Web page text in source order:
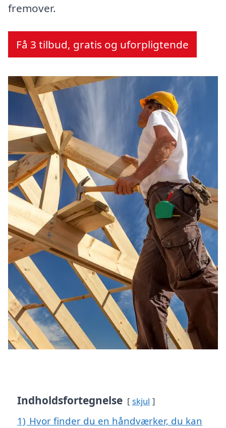
fremover.
Få 3 tilbud, gratis og uforpligtende
Indholdsfortegnelse skjul
1) Hvor finder du en håndværker, du kan